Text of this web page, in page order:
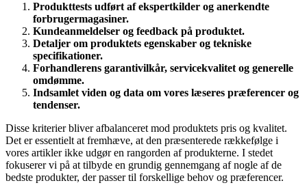
Produkttests udført af ekspertkilder og anerkendte
forbrugermagasiner.
Kundeanmeldelser og feedback på produktet.
Detaljer om produktets egenskaber og tekniske
specifikationer.
Forhandlerens garantivilkår, servicekvalitet og generelle
omdømme.
Indsamlet viden og data om vores læseres præferencer og
tendenser.
Disse kriterier bliver afbalanceret mod produktets pris og kvalitet.
Det er essentielt at fremhæve, at den præsenterede rækkefølge i
vores artikler ikke udgør en rangorden af produkterne. I stedet
fokuserer vi på at tilbyde en grundig gennemgang af nogle af de
bedste produkter, der passer til forskellige behov og præferencer.